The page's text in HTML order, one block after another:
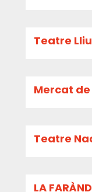
Teatre
Mercat de
Teatre
LA